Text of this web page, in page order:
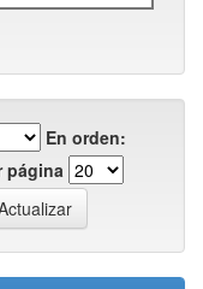
En orden:
página